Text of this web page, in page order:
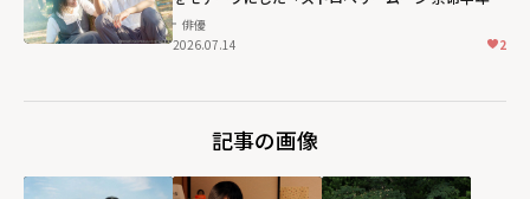
恋」
俳優
2026.07.14
2
記事の画像